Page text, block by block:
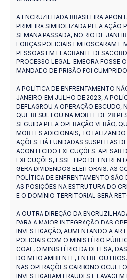
A ENCRUZILHADA BRASILEIRA
PRIMEIRA SIMBOLIZADA PELA AÇÃO
SEMANA PASSADA, NO RIO DE
FORÇAS POLICIAIS EMBOSCARAM E
PESSOAS EM FLAGRANTE
PROCESSO LEGAL. EMBORA FOSSE
MANDADO DE PRISÃO FOI CUMPRIDO.
A POLÍTICA DE ENFRENTAMENTO
JANEIRO. EM JULHO DE 2023, A
DEFLAGROU A OPERAÇÃO ESCUDO,
QUE RESULTOU NA MORTE DE 28
SEGUIDA PELA OPERAÇÃO VERÃO,
MORTES ADICIONAIS,
AÇÕES. HÁ FUNDADAS SUSPEITAS
ACONTECIDO EXECUÇÕES. APESAR
EXECUÇÕES, ESSE TIPO DE
GERA DIVIDENDOS ELEITORAIS. AS
POLÍTICA DE ENFRENTAMENTO SÃO
AS POSIÇÕES NA ESTRUTURA DO
E O DOMÍNIO TERRITORIAL SERÁ
A OUTRA DIREÇÃO DA
PARA A MAIOR INTEGRAÇÃO DAS
INVESTIGAÇÃO, AUMENTANDO A
POLICIAIS COM O MINISTÉRIO
COAF, O MINISTÉRIO DA DEFESA,
DO MEIO AMBIENTE, ENTRE
NAS OPERAÇÕES CARBONO
INVESTIGARAM FRAUDES E